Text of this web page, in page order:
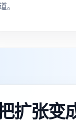
。
扩张变